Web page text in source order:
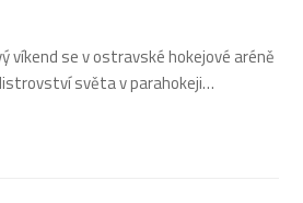
víkend se v ostravské hokejové aréně
světa v parahokeji…